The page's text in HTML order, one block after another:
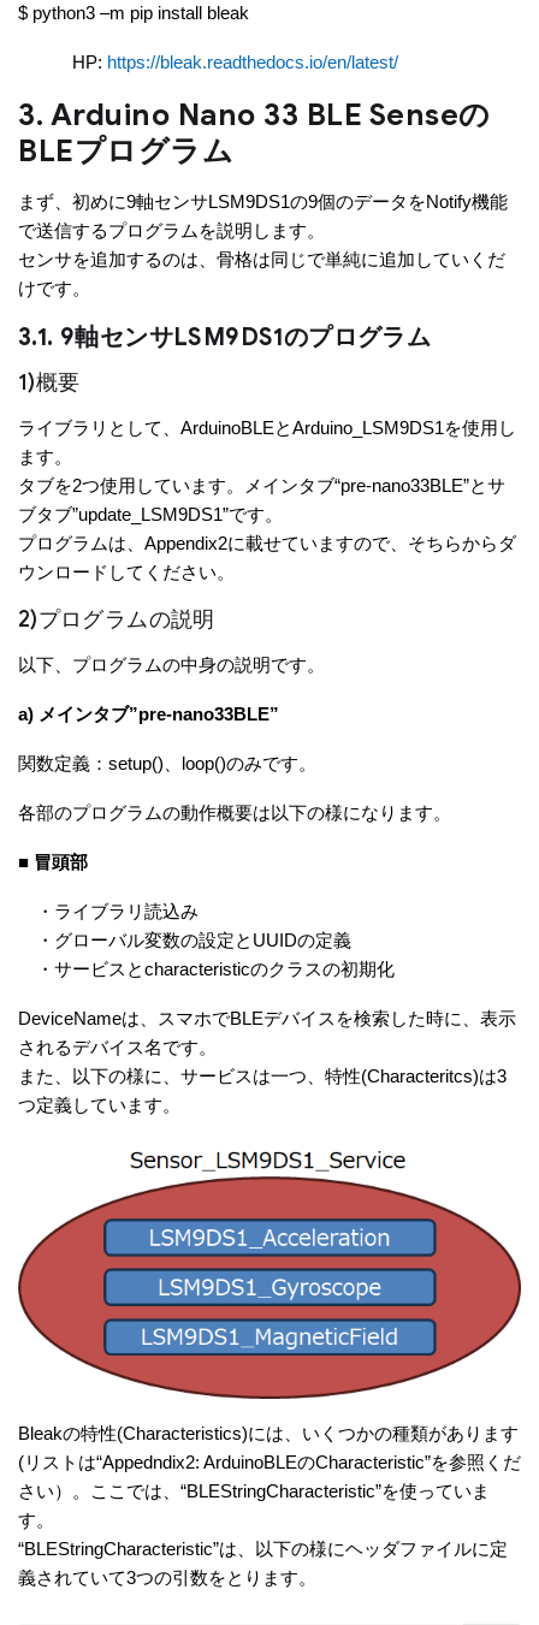
$ python3 –m pip install bleak
HP: https://bleak.readthedocs.io/en/latest/
3. Arduino Nano 33 BLE Senseの
BLEプログラム
まず、初めに9軸センサLSM9DS1の9個のデータをNotify機能
で送信するプログラムを説明します。
センサを追加するのは、骨格は同じで単純に追加していくだ
けです。
3.1. 9軸センサLSM9DS1のプログラム
1)概要
ライブラリとして、ArduinoBLEとArduino_LSM9DS1を使用し
ます。
タブを2つ使用しています。メインタブ“pre-nano33BLE”とサ
ブタブ”update_LSM9DS1”です。
プログラムは、Appendix2に載せていますので、そちらからダ
ウンロードしてください。
2)プログラムの説明
以下、プログラムの中身の説明です。
a) メインタブ”pre-nano33BLE”
関数定義：setup()、loop()のみです。
各部のプログラムの動作概要は以下の様になります。
■ 冒頭部
・ライブラリ読込み
・グローバル変数の設定とUUIDの定義
・サービスとcharacteristicのクラスの初期化
DeviceNameは、スマホでBLEデバイスを検索した時に、表示
されるデバイス名です。
また、以下の様に、サービスは一つ、特性(Characteritcs)は3
つ定義しています。
Bleakの特性(Characteristics)には、いくつかの種類があります
(リストは“Appedndix2: ArduinoBLEのCharacteristic”を参照くだ
さい）。ここでは、“BLEStringCharacteristic”を使っていま
す。
“BLEStringCharacteristic”は、以下の様にヘッダファイルに定
義されていて3つの引数をとります。